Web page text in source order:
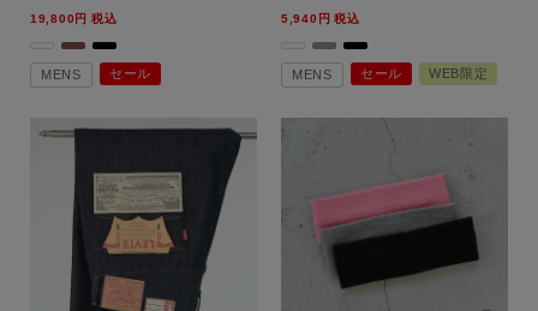
ーン）【返品交換不可】
19,800 税込
MENS セール
5,940
税込
MENS セール WEB限定